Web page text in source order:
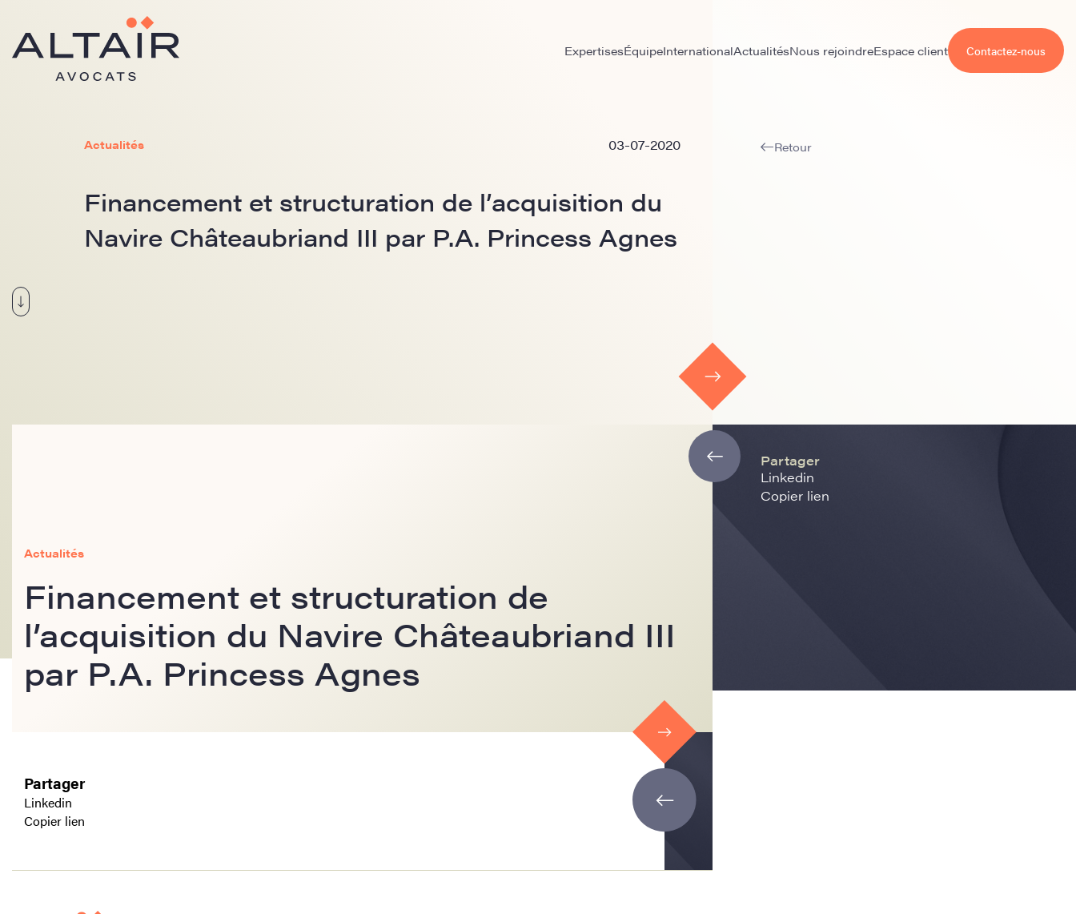
ExpertisesÉquipeInternationalActualitésNous rejoindreEspace client Contactez-nous
Actualités 03-07-2020
Financement et structuration de l’acquisition du
Navire Châteaubriand III par P.A. Princess Agnes
Actualités
Financement et structuration de
l’acquisition du Navire Châteaubriand III
par P.A. Princess Agnes
Partager
Linkedin
Copier lien
Retour
Partager
Linkedin
Copier lien